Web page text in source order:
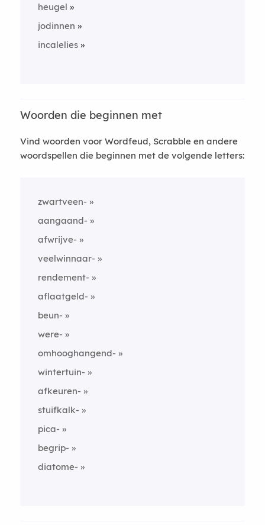
heugel
jodinnen
incalelies
Woorden die beginnen met
Vind woorden voor Wordfeud, Scrabble en andere
woordspellen die beginnen met de volgende letters:
zwartveen-
aangaand-
afwrijve-
veelwinnaar-
rendement-
aflaatgeld-
beun-
were-
omhooghangend-
wintertuin-
afkeuren-
stuifkalk-
pica-
begrip-
diatome-